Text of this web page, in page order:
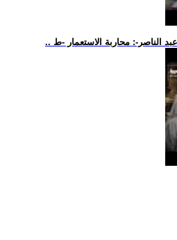
الناصر-: محاربة الاستعمار -ط